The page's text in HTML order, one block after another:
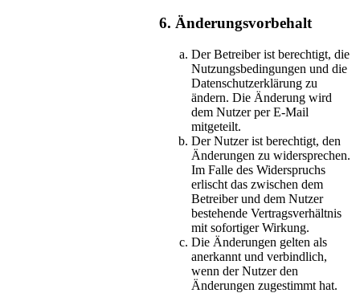
6. Änderungsvorbehalt
Der Betreiber ist berechtigt, die
Nutzungsbedingungen und die
Datenschutzerklärung zu
ändern. Die Änderung wird
dem Nutzer per E-Mail
mitgeteilt.
Der Nutzer ist berechtigt, den
Änderungen zu widersprechen.
Im Falle des Widerspruchs
erlischt das zwischen dem
Betreiber und dem Nutzer
bestehende Vertragsverhältnis
mit sofortiger Wirkung.
Die Änderungen gelten als
anerkannt und verbindlich,
wenn der Nutzer den
Änderungen zugestimmt hat.